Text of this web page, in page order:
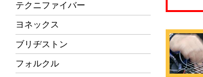
テクニファイバー
ヨネックス
ブリヂストン
フォルクル